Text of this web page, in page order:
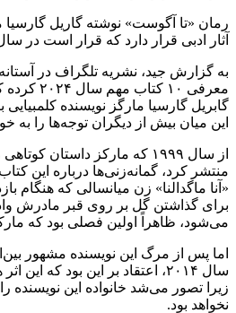
رمان «تا آگوست» نوشته گاریل
آثار ادبی قرار دارد که قرار است در
به گزارش جید، نشریه تلگراف در
معرفی ۱۰
گابریل گارسیا مارگز نویسنده کلمبیایی
این میان بیش از دیگران توجه‌ها را به
از سال ۱۹۹۹ که مارکز داستان
منتشر کرد، گمانه‌زنی‌ها درباره این
«آنا ماگدالنا» زن میانسالی که هنگام
برای گذاشتن گل بر روی قبر مادرش
می‌شود، ظاهراً اولین فصلی بود که
اما پس از مرگ این نویسنده مشهور
سال ۲۰۱۴، اعتقاد بر این بود که
زیرا تصور می‌شد خانواده‌ این نویسنده
نخواهد بود.